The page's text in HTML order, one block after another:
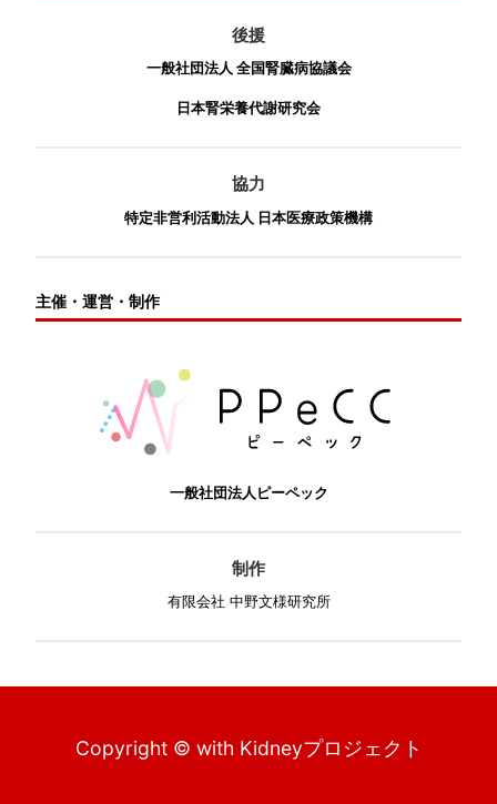
後援
一般社団法人 全国腎臓病協議会
日本腎栄養代謝研究会
協力
特定非営利活動法人 日本医療政策機構
主催・運営・制作
一般社団法人ピーペック
制作
有限会社 中野文様研究所
Copyright © with Kidneyプロジェクト